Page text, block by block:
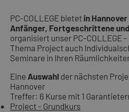
PC-COLLEGE bietet in
Anfänger, Fortgeschrittene
organisiert unser PC-COLLEGE
Thema Project auch
Seminare in Ihren
Eine Auswahl der nächsten
Hannover
Treffer: 6 Kurse mit 1
Project - Grundkurs